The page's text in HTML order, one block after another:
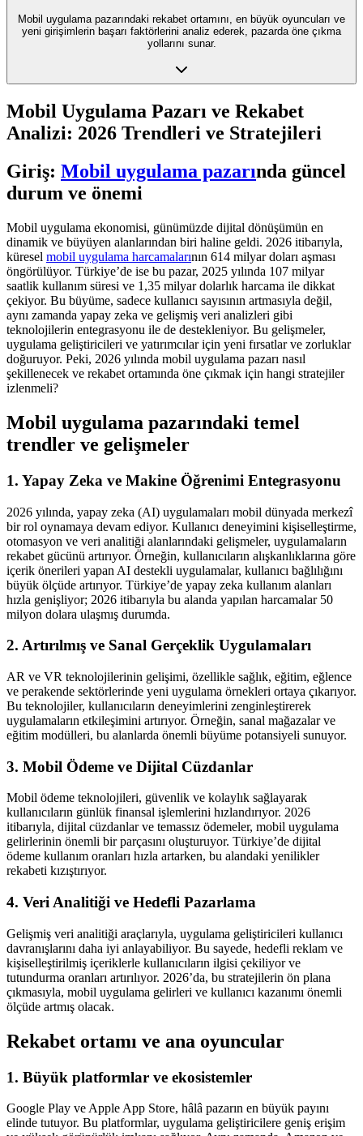
Mobil uygulama pazarındaki rekabet ortamını, en büyük oyuncuları ve
yeni girişimlerin başarı faktörlerini analiz ederek, pazarda öne çıkma
yollarını sunar.
Mobil Uygulama Pazarı ve Rekabet
Analizi: 2026 Trendleri ve Stratejileri
Giriş: Mobil uygulama pazarında güncel
durum ve önemi
Mobil uygulama ekonomisi, günümüzde dijital dönüşümün en
dinamik ve büyüyen alanlarından biri haline geldi. 2026 itibarıyla,
küresel mobil uygulama harcamalarının 614 milyar doları aşması
öngörülüyor. Türkiye’de ise bu pazar, 2025 yılında 107 milyar
saatlik kullanım süresi ve 1,35 milyar dolarlık harcama ile dikkat
çekiyor. Bu büyüme, sadece kullanıcı sayısının artmasıyla değil,
aynı zamanda yapay zeka ve gelişmiş veri analizleri gibi
teknolojilerin entegrasyonu ile de destekleniyor. Bu gelişmeler,
uygulama geliştiricileri ve yatırımcılar için yeni fırsatlar ve zorluklar
doğuruyor. Peki, 2026 yılında mobil uygulama pazarı nasıl
şekillenecek ve rekabet ortamında öne çıkmak için hangi stratejiler
izlenmeli?
Mobil uygulama pazarındaki temel
trendler ve gelişmeler
1. Yapay Zeka ve Makine Öğrenimi Entegrasyonu
2026 yılında, yapay zeka (AI) uygulamaları mobil dünyada merkezî
bir rol oynamaya devam ediyor. Kullanıcı deneyimini kişiselleştirme,
otomasyon ve veri analitiği alanlarındaki gelişmeler, uygulamaların
rekabet gücünü artırıyor. Örneğin, kullanıcıların alışkanlıklarına göre
içerik önerileri yapan AI destekli uygulamalar, kullanıcı bağlılığını
büyük ölçüde artırıyor. Türkiye’de yapay zeka kullanım alanları
hızla genişliyor; 2026 itibarıyla bu alanda yapılan harcamalar 50
milyon dolara ulaşmış durumda.
2. Artırılmış ve Sanal Gerçeklik Uygulamaları
AR ve VR teknolojilerinin gelişimi, özellikle sağlık, eğitim, eğlence
ve perakende sektörlerinde yeni uygulama örnekleri ortaya çıkarıyor.
Bu teknolojiler, kullanıcıların deneyimlerini zenginleştirerek
uygulamaların etkileşimini artırıyor. Örneğin, sanal mağazalar ve
eğitim modülleri, bu alanlarda önemli büyüme potansiyeli sunuyor.
3. Mobil Ödeme ve Dijital Cüzdanlar
Mobil ödeme teknolojileri, güvenlik ve kolaylık sağlayarak
kullanıcıların günlük finansal işlemlerini hızlandırıyor. 2026
itibarıyla, dijital cüzdanlar ve temassız ödemeler, mobil uygulama
gelirlerinin önemli bir parçasını oluşturuyor. Türkiye’de dijital
ödeme kullanım oranları hızla artarken, bu alandaki yenilikler
rekabeti kızıştırıyor.
4. Veri Analitiği ve Hedefli Pazarlama
Gelişmiş veri analitiği araçlarıyla, uygulama geliştiricileri kullanıcı
davranışlarını daha iyi anlayabiliyor. Bu sayede, hedefli reklam ve
kişiselleştirilmiş içeriklerle kullanıcıların ilgisi çekiliyor ve
tutundurma oranları artırılıyor. 2026’da, bu stratejilerin ön plana
çıkmasıyla, mobil uygulama gelirleri ve kullanıcı kazanımı önemli
ölçüde artmış olacak.
Rekabet ortamı ve ana oyuncular
1. Büyük platformlar ve ekosistemler
Google Play ve Apple App Store, hâlâ pazarın en büyük payını
elinde tutuyor. Bu platformlar, uygulama geliştiricilere geniş erişim